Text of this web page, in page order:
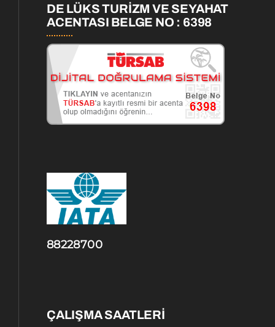
DE LÜKS TURİZM VE SEYAHAT
ACENTASI BELGE NO : 6398
88228700
ÇALIŞMA SAATLERİ